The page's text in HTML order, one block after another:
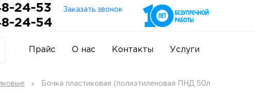
24-53 Заказать звонок
24-54
Прайс О нас Контакты Услуги
Бочка пластиковая (полиэтиленовая ПНД 50л